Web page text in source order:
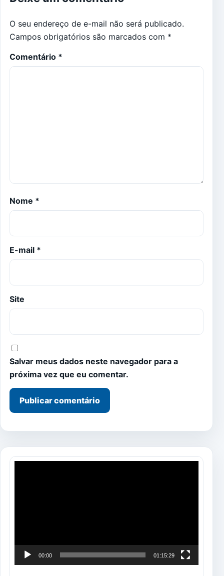
O seu endereço de e-mail não será publicado.
Campos obrigatórios são marcados com *
Comentário *
Nome *
E-mail *
Site
Salvar meus dados neste navegador para a
próxima vez que eu comentar.
00:00 01:15:29